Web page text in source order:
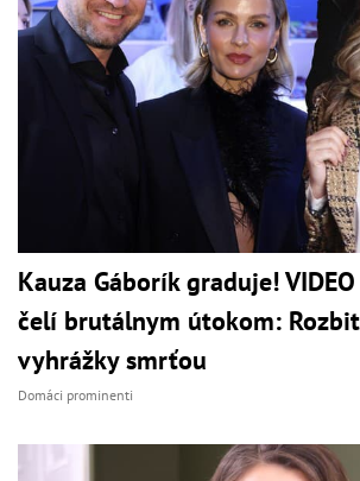
Kauza Gáborík graduje!
čelí brutálnym útokom:
vyhrážky smrťou
Domáci prominenti